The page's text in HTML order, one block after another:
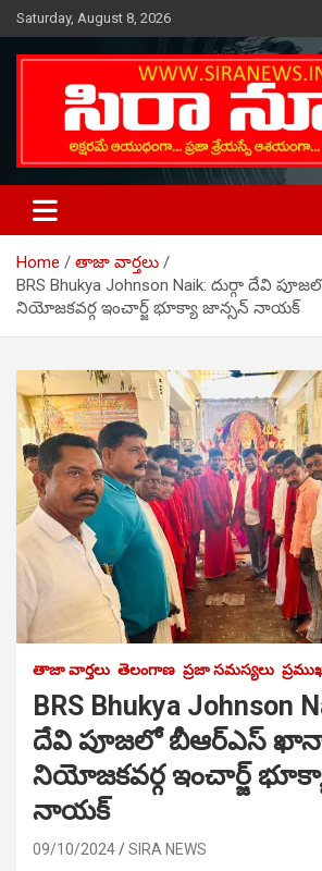
Skip
to
content
Saturday, August 8, 2026
SIRA NEWS
Telugu Online News Daily
Home
తాజా వార్తలు
BRS Bhukya Johnson Naik: దుర్గా దేవి
నియోజకవర్గ ఇంచార్జ్ భూక్యా జాన్సన్ నాయక్
తాజా వార్తలు తెలంగాణ ప్రజా సమస్యలు
BRS Bhukya Johnson
దేవి పూజలో బీఆర్ఎస్
నియోజకవర్గ ఇంచార్జ్
నాయక్
09/10/2024
SIRA NEWS